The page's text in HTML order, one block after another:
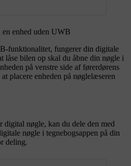
enhed uden UWB
funktionalitet, fungerer din digitale
låse bilen op skal du åbne din nøgle i
på venstre side af førerdørens
placere enheden på nøglelæseren
digital nøgle, kan du dele den med
nøgle i tegnebogsappen på din
deling.